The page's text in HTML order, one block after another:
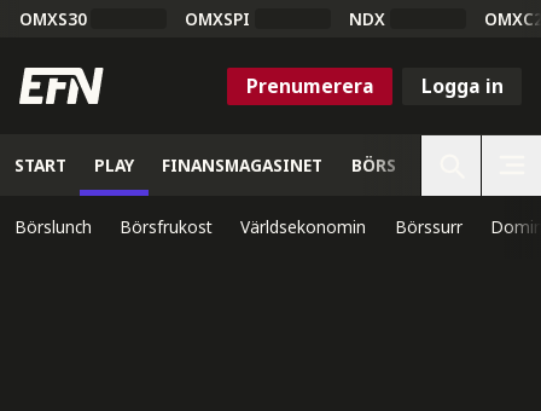
OMXS30 OMXSPI NDX
Prenumerera Logga in
START PLAY FINANSMAGASINET BÖRS
Börslunch Börsfrukost Världsekonomin Börssurr